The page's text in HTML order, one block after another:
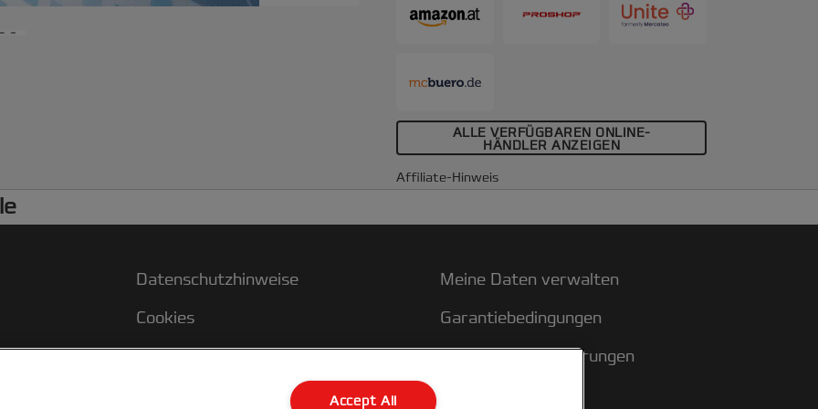
ALLE VERFÜGBAREN ONLINE-
HÄNDLER ANZEIGEN
Affiliate-Hinweis
Datenschutzhinweise
Cookies
Legal Notice
Meine Daten verwalten
Garantiebedingungen
Konformitätserklärungen
Accept All